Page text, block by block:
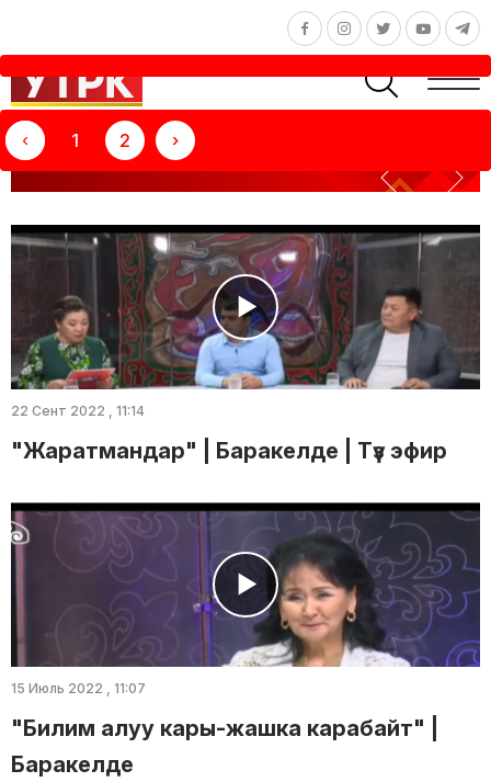
ТЕЛЕКӨРСӨТҮҮ: БАРАКЕЛДЕ
22 Сент 2022 , 11:14
"Жаратмандар" | Баракелде | Түз эфир
15 Июль 2022 , 11:07
"Билим алуу кары-жашка карабайт" |
Баракелде
‹ 1 2 ›